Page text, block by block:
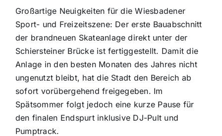
Panorama
Mein Stadtteil
Galerie
Verkehrsmeldungen
Großartige Neuigkeiten für die Wiesbadener
Sport- und Freizeitszene: Der erste Bauabschnitt
der brandneuen Skateanlage direkt unter der
Schiersteiner Brücke ist fertiggestellt. Damit die
Anlage in den besten Monaten des Jahres nicht
ungenutzt bleibt, hat die Stadt den Bereich ab
sofort vorübergehend freigegeben. Im
Spätsommer folgt jedoch eine kurze Pause für
den finalen Endspurt inklusive DJ-Pult und
Pumptrack.